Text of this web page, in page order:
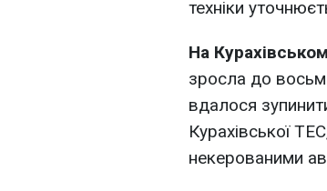
техніки
На
зросла до
вдалося
Курахівської
некерованими